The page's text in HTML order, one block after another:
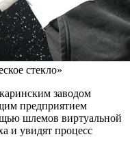
стекло»
заводом
предприятием
шлемов виртуальной
и увидят процесс